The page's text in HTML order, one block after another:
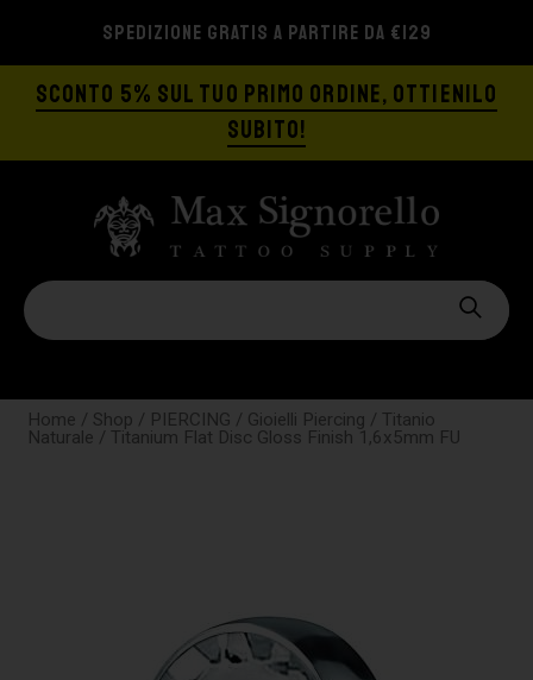
SPEDIZIONE GRATIS A PARTIRE DA €129
SCONTO 5% SUL TUO PRIMO ORDINE, OTTIENILO
SUBITO!
Home / Shop / PIERCING / Gioielli Piercing / Titanio
Naturale / Titanium Flat Disc Gloss Finish 1,6x5mm FU